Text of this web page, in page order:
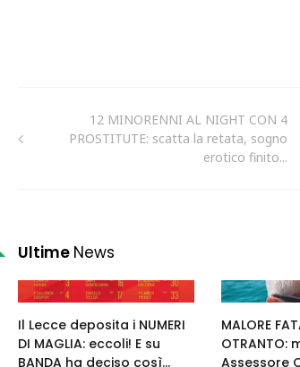
12 MINORENNI AL NIGHT CON 4
PROSTITUTE: scatta la retata, sogno
erotico finito...
Ultime News
Il Lecce deposita i NUMERI
DI MAGLIA: eccoli! E su
BANDA ha deciso così...
MALORE
OTRANTO:
Assessore